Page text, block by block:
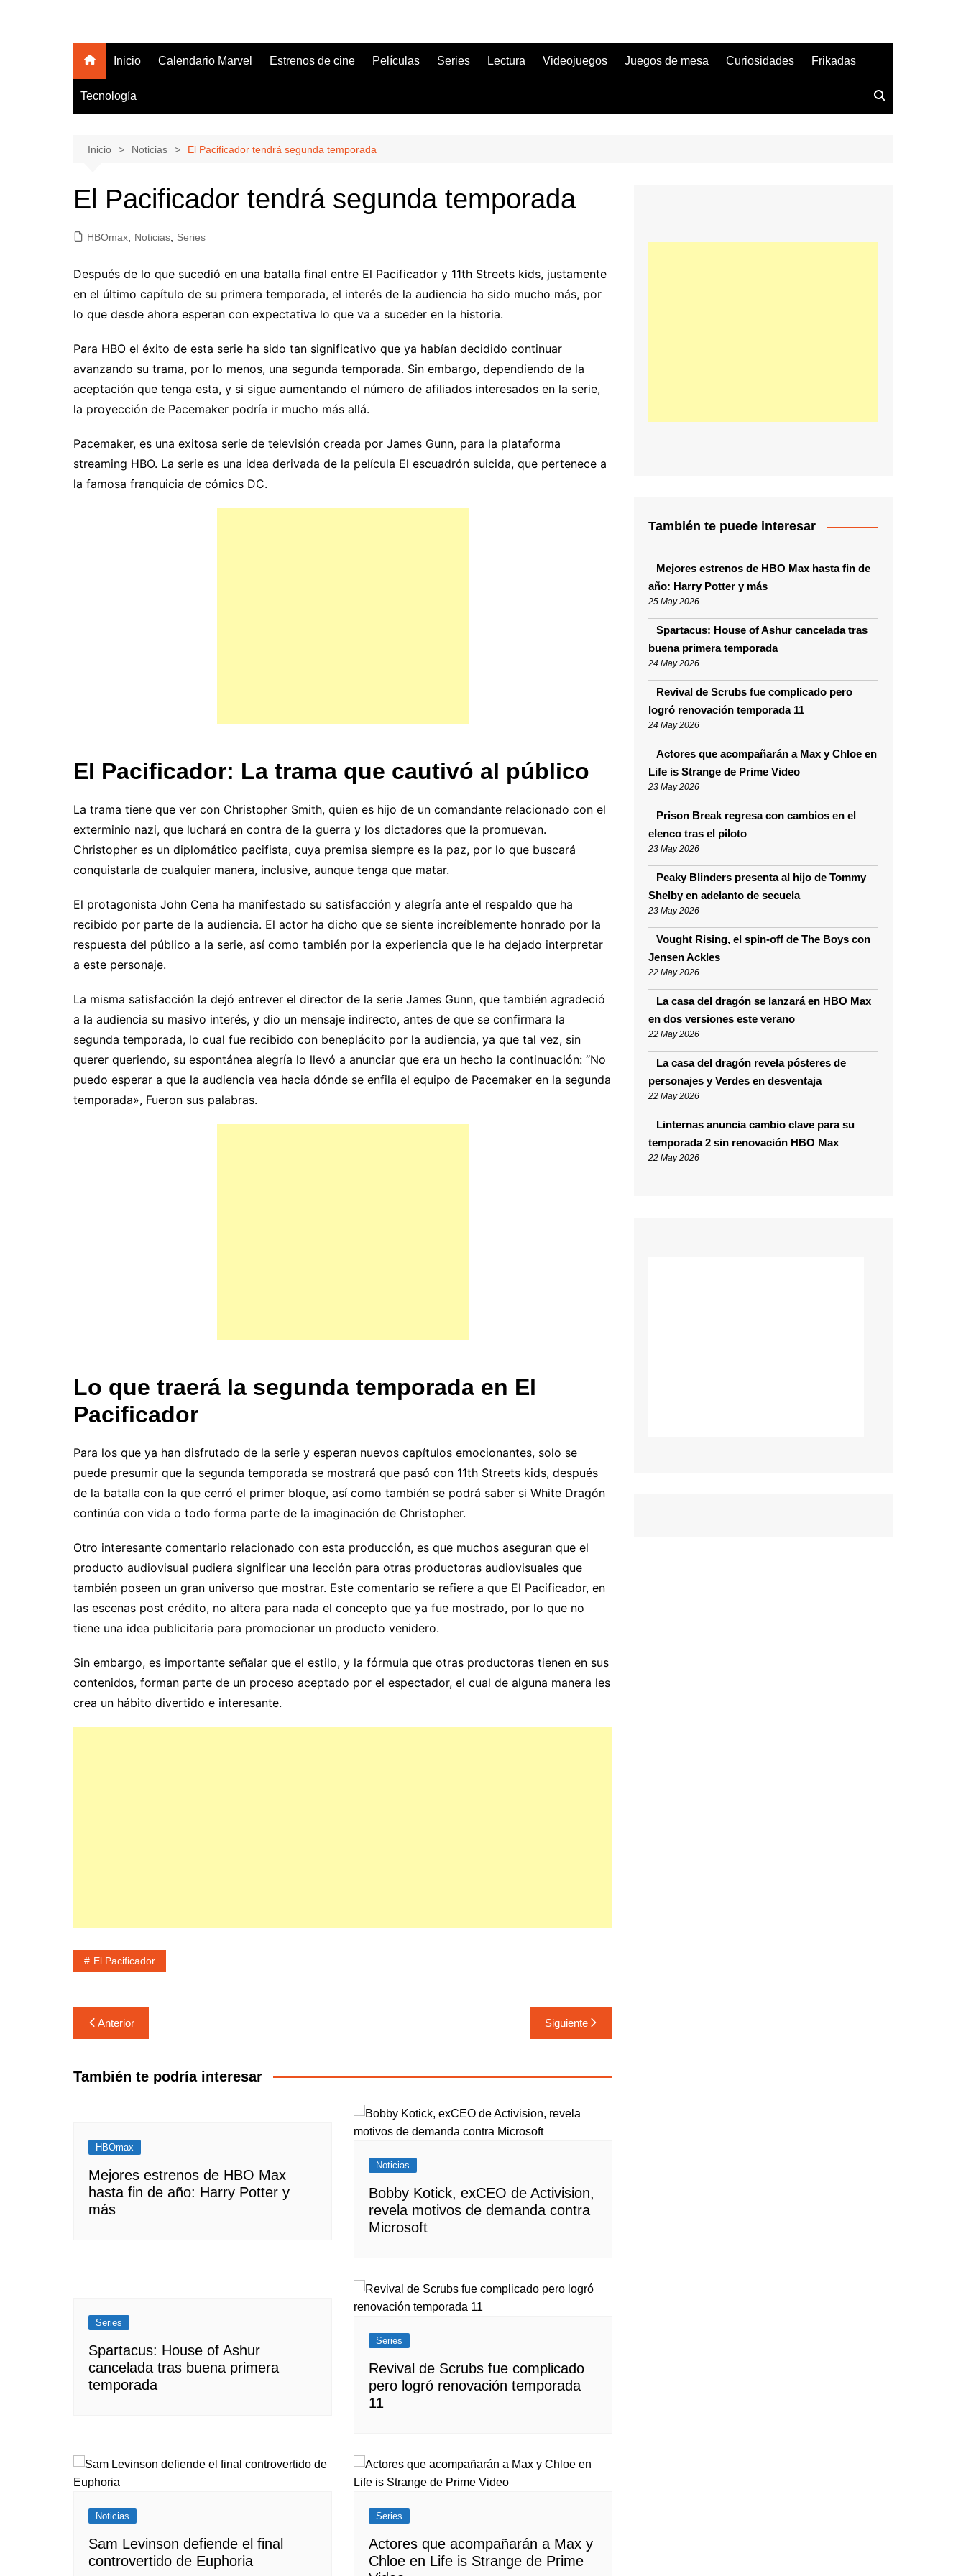
Inicio Calendario Marvel Estrenos de cine Películas Series Lectura Videojuegos Juegos de mesa Curiosidades Frikadas
Tecnología
Inicio Noticias El Pacificador tendrá segunda temporada
El Pacificador tendrá segunda temporada
HBOmax Noticias Series
Después de lo que sucedió en una batalla final entre El Pacificador y 11th Streets kids, justamente
en el último capítulo de su primera temporada, el interés de la audiencia ha sido mucho más, por
lo que desde ahora esperan con expectativa lo que va a suceder en la historia.
Para HBO el éxito de esta serie ha sido tan significativo que ya habían decidido continuar
avanzando su trama, por lo menos, una segunda temporada. Sin embargo, dependiendo de la
aceptación que tenga esta, y si sigue aumentando el número de afiliados interesados en la serie,
la proyección de Pacemaker podría ir mucho más allá.
Pacemaker, es una exitosa serie de televisión creada por James Gunn, para la plataforma
streaming HBO. La serie es una idea derivada de la película El escuadrón suicida, que pertenece a
la famosa franquicia de cómics DC.
El Pacificador: La trama que cautivó al público
La trama tiene que ver con Christopher Smith, quien es hijo de un comandante relacionado con el
exterminio nazi, que luchará en contra de la guerra y los dictadores que la promuevan.
Christopher es un diplomático pacifista, cuya premisa siempre es la paz, por lo que buscará
conquistarla de cualquier manera, inclusive, aunque tenga que matar.
El protagonista John Cena ha manifestado su satisfacción y alegría ante el respaldo que ha
recibido por parte de la audiencia. El actor ha dicho que se siente increíblemente honrado por la
respuesta del público a la serie, así como también por la experiencia que le ha dejado interpretar
a este personaje.
La misma satisfacción la dejó entrever el director de la serie James Gunn, que también agradeció
a la audiencia su masivo interés, y dio un mensaje indirecto, antes de que se confirmara la
segunda temporada, lo cual fue recibido con beneplácito por la audiencia, ya que tal vez, sin
querer queriendo, su espontánea alegría lo llevó a anunciar que era un hecho la continuación: “No
puedo esperar a que la audiencia vea hacia dónde se enfila el equipo de Pacemaker en la segunda
temporada», Fueron sus palabras.
Lo que traerá la segunda temporada en El
Pacificador
Para los que ya han disfrutado de la serie y esperan nuevos capítulos emocionantes, solo se
puede presumir que la segunda temporada se mostrará que pasó con 11th Streets kids, después
de la batalla con la que cerró el primer bloque, así como también se podrá saber si White Dragón
continúa con vida o todo forma parte de la imaginación de Christopher.
Otro interesante comentario relacionado con esta producción, es que muchos aseguran que el
producto audiovisual pudiera significar una lección para otras productoras audiovisuales que
también poseen un gran universo que mostrar. Este comentario se refiere a que El Pacificador, en
las escenas post crédito, no altera para nada el concepto que ya fue mostrado, por lo que no
tiene una idea publicitaria para promocionar un producto venidero.
Sin embargo, es importante señalar que el estilo, y la fórmula que otras productoras tienen en sus
contenidos, forman parte de un proceso aceptado por el espectador, el cual de alguna manera les
crea un hábito divertido e interesante.
El Pacificador
Navegación
de
entradas
Anterior Siguiente
También te podría interesar
HBOmax
Mejores estrenos de HBO Max
hasta fin de año: Harry Potter y
más
Noticias
Bobby Kotick, exCEO de Activision,
revela motivos de demanda contra
Microsoft
Series
Spartacus: House of Ashur
cancelada tras buena primera
temporada
Series
Revival de Scrubs fue complicado
pero logró renovación temporada
11
Noticias
Sam Levinson defiende el final
controvertido de Euphoria
Series
Actores que acompañarán a Max y
Chloe en Life is Strange de Prime
También te puede interesar
Mejores estrenos de HBO Max hasta fin de
año: Harry Potter y más
25 May 2026
Spartacus: House of Ashur cancelada tras
buena primera temporada
24 May 2026
Revival de Scrubs fue complicado pero
logró renovación temporada 11
24 May 2026
Actores que acompañarán a Max y Chloe en
Life is Strange de Prime Video
23 May 2026
Prison Break regresa con cambios en el
elenco tras el piloto
23 May 2026
Peaky Blinders presenta al hijo de Tommy
Shelby en adelanto de secuela
23 May 2026
Vought Rising, el spin-off de The Boys con
Jensen Ackles
22 May 2026
La casa del dragón se lanzará en HBO Max
en dos versiones este verano
22 May 2026
La casa del dragón revela pósteres de
personajes y Verdes en desventaja
22 May 2026
Linternas anuncia cambio clave para su
temporada 2 sin renovación HBO Max
22 May 2026